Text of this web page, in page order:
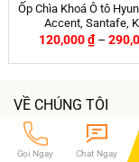
Ốp Chìa Khoá Ô tô
Accent, Santafe,
120,000₫ –
Gọi Ngay Chat Ngay
VỀ CHÚNG TÔI